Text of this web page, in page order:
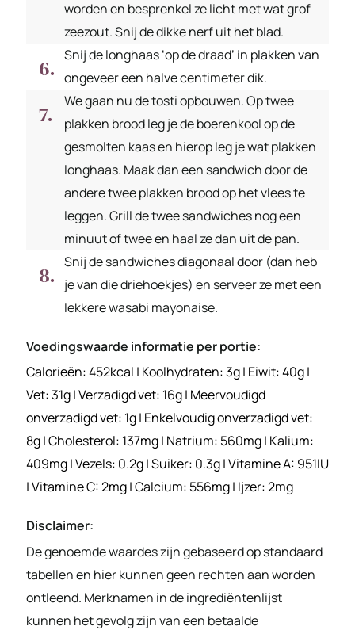
worden en besprenkel ze licht met wat grof
zeezout. Snij de dikke nerf uit het blad.
Snij de longhaas ‘op de draad’ in plakken van
ongeveer een halve centimeter dik.
We gaan nu de tosti opbouwen. Op twee
plakken brood leg je de boerenkool op de
gesmolten kaas en hierop leg je wat plakken
longhaas. Maak dan een sandwich door de
andere twee plakken brood op het vlees te
leggen. Grill de twee sandwiches nog een
minuut of twee en haal ze dan uit de pan.
Snij de sandwiches diagonaal door (dan heb
je van die driehoekjes) en serveer ze met een
lekkere wasabi mayonaise.
Voedingswaarde informatie per portie:
Calorieën:452kcal | Koolhydraten:3g| Eiwit:40g|
Vet:31g|Verzadigd vet: 16g| Meervoudigd
onverzadigd vet: 1g| Enkelvoudig onverzadigd vet:
8g|Cholesterol: 137mg| Natrium: 560mg| Kalium:
409mg|Vezels: 0.2g|Suiker: 0.3g|Vitamine A: 951IU
|Vitamine C:2mg|Calcium: 556mg| Ijzer:2mg
Disclaimer:
De genoemde waardes zijn gebaseerd op standaard
tabellen en hier kunnen geen rechten aan worden
ontleend. Merknamen in de ingrediëntenlijst
kunnen het gevolg zijn van een betaalde